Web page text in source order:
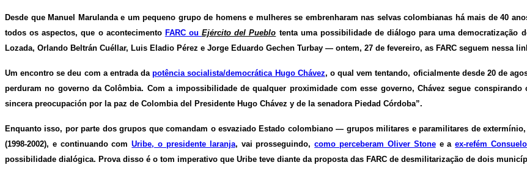
Desde que Manuel Marulanda e um pequeno grupo de homens e mulheres se embrenharam nas selvas colombianas há mais de 40
todos os aspectos, que o acontecimento FARC ouEjército del Pueblo tenta uma possibilidade de diálogo para uma democratização
Lozada, Orlando Beltrán Cuéllar, Luis Eladio Pérez e Jorge Eduardo Gechen Turbay — ontem, 27 de fevereiro, as FARC seguem nessa
Um encontro se deu com a entrada dapotência socialista/democrática Hugo Chávez, o qual vem tentando, oficialmente desde 20 de
perduram no governo da Colômbia. Com a impossibilidade de qualquer proximidade com esse governo, Chávez segue
sincera preocupación por la paz de Colombia del Presidente Hugo Chávez y de la senadora Piedad Córdoba”.
Enquanto isso, por parte dos grupos que comandam o esvaziado Estado colombiano— grupos militares e paramilitares de
(1998-2002), e continuando comUribe, o presidente laranja, vai prosseguindo,como perceberam Oliver Stonee aex-refém
possibilidade dialógica. Prova disso é o tom imperativo que Uribe teve diante da proposta das FARC de desmilitarização de dois